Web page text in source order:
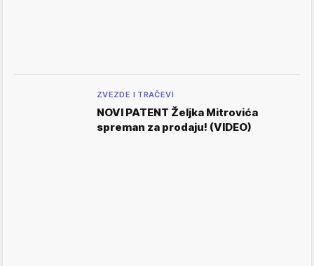
ZVEZDE I TRAČEVI
NOVI PATENT Željka Mitrovića
spreman za prodaju! (VIDEO)